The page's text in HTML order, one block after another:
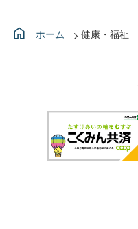
ホーム 健康・福祉